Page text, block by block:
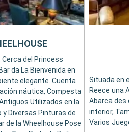
Cerca del Princess
da La Bienvenida en
elegante. Cuenta
náutica, Compesta
Utilizados en la
y Diversas Pinturas de
de la Wheelhouse Pose
Gran Pista de Baile.
Situada en el
Reece una
Abarca des de
interior,
Varios